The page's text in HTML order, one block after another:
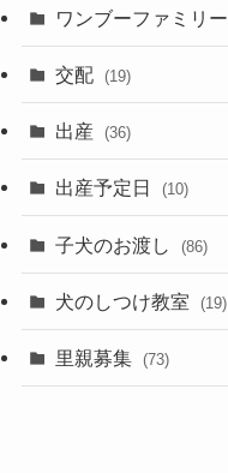
ワンブーファミリー
交配 (19)
出産 (36)
出産予定日 (10)
子犬のお渡し (86)
犬のしつけ教室 (19)
里親募集 (73)